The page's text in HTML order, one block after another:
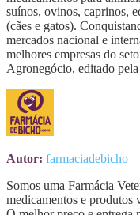
suínos, ovinos, caprinos,
(cães e gatos).
mercados nacional e
melhores empresas do
Agronegócio, editado
Autor: farmaciadebicho
Somos uma Farmácia
medicamentos e produtos